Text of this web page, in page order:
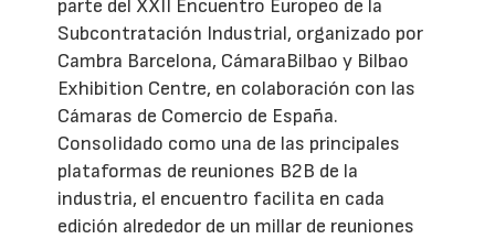
parte del XXII Encuentro Europeo de la
Subcontratación Industrial, organizado por
Cambra Barcelona, CámaraBilbao y Bilbao
Exhibition Centre, en colaboración con las
Cámaras de Comercio de España.
Consolidado como una de las principales
plataformas de reuniones B2B de la
industria, el encuentro facilita en cada
edición alrededor de un millar de reuniones